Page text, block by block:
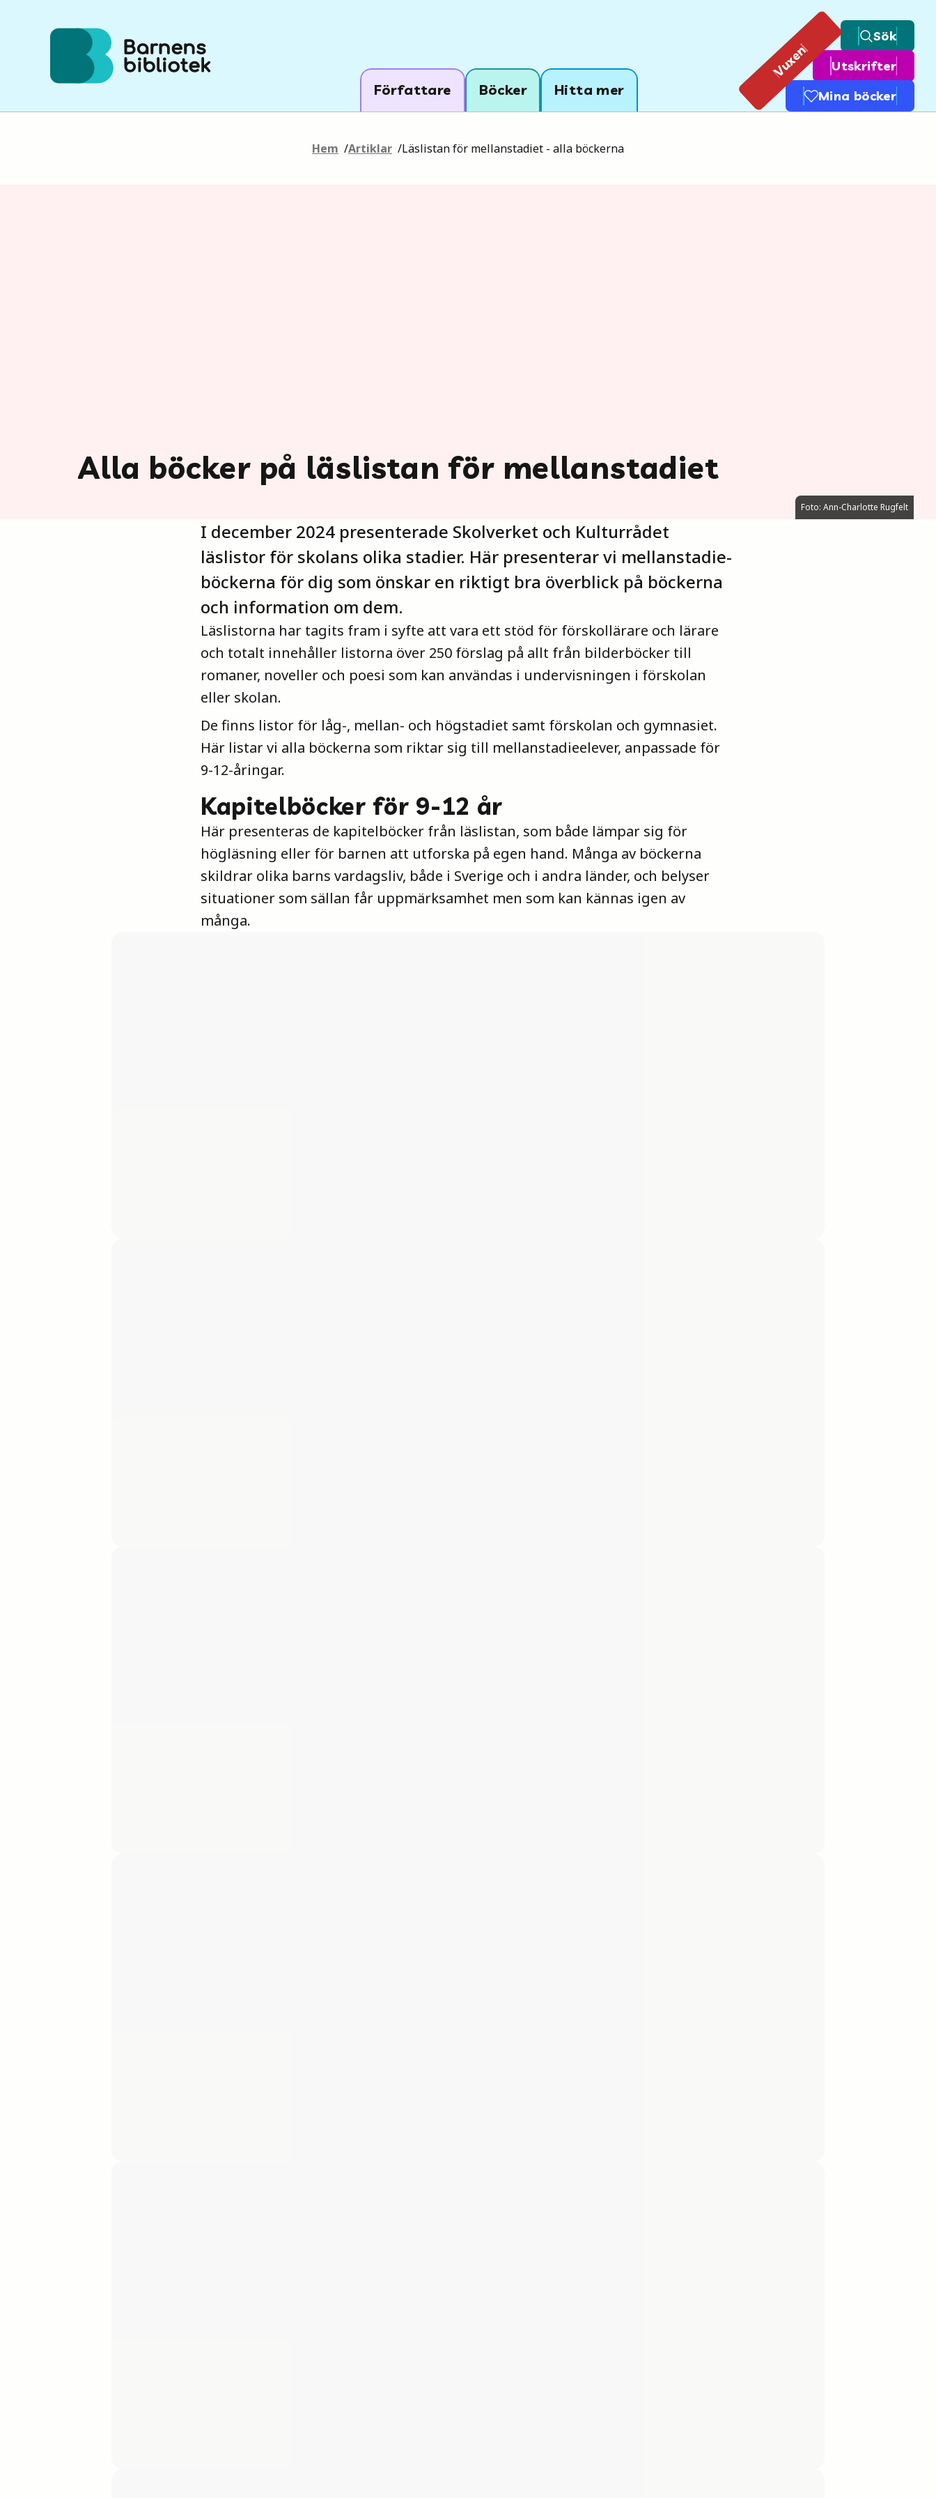
Författare Böcker Hitta mer
Vuxen
Sök
Utskrifter
Mina böcker
Hem /Artiklar /Läslistan för mellanstadiet - alla böckerna
Foto: Ann-Charlotte Rugfelt
Alla böcker på läslistan för mellanstadiet
I december 2024 presenterade Skolverket och Kulturrådet
läslistor för skolans olika stadier. Här presenterar vi mellanstadie-
böckerna för dig som önskar en riktigt bra överblick på böckerna
och information om dem.
Läslistorna har tagits fram i syfte att vara ett stöd för förskollärare och lärare
och totalt innehåller listorna över 250 förslag på allt från bilderböcker till
romaner, noveller och poesi som kan användas i undervisningen i förskolan
eller skolan.
De finns listor för låg-, mellan- och högstadiet samt förskolan och gymnasiet.
Här listar vi alla böckerna som riktar sig till mellanstadieelever, anpassade för
9-12-åringar.
Kapitelböcker för 9-12 år
Här presenteras de kapitelböcker från läslistan, som både lämpar sig för
högläsning eller för barnen att utforska på egen hand. Många av böckerna
skildrar olika barns vardagsliv, både i Sverige och i andra länder, och belyser
situationer som sällan får uppmärksamhet men som kan kännas igen av
många.